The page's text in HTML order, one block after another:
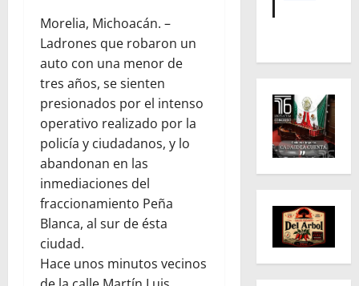
Morelia, Michoacán. –
Ladrones que robaron un
auto con una menor de
tres años, se sienten
presionados por el intenso
operativo realizado por la
policía y ciudadanos, y lo
abandonan en las
inmediaciones del
fraccionamiento Peña
Blanca, al sur de ésta
ciudad.
Hace unos minutos vecinos